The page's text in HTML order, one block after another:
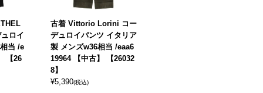
ロイ
当 /e
【26
古着 Vittorio Lorini コー
デュロイパンツ イタリア
製 メンズw36相当 /eaa6
19964 【中古】 【26032
8】
¥5,390(税込)